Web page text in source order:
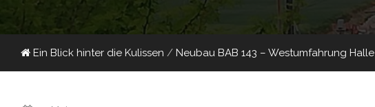
Ein Blick hinter die Kulissen / Neubau BAB 143 – Westumfahrung Halle